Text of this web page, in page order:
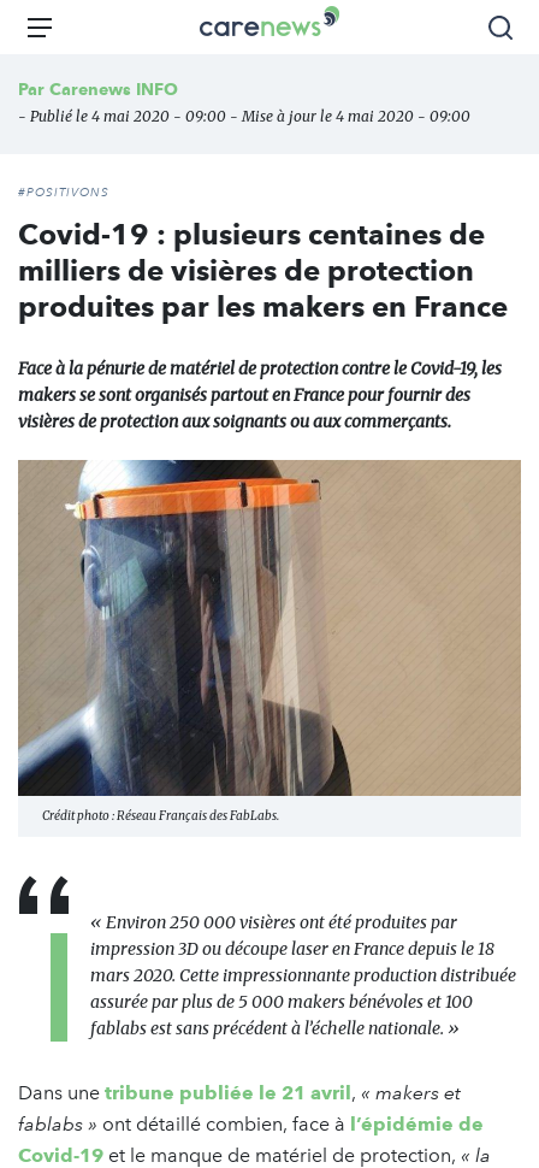
Aller
principal
Carenews,
des
Menu
Par Carenews INFO
- Publié le 4 mai 2020 - 09:00 - Mise à jour le 4 mai 2020 - 09:00
#POSITIVONS
Covid-19 : plusieurs centaines de
milliers de visières de protection
produites par les makers en France
Face à la pénurie de matériel de protection contre le Covid-19, les
makers se sont organisés partout en France pour fournir des
visières de protection aux soignants ou aux commerçants.
Crédit photo : Réseau Français des FabLabs.
« Environ 250 000 visières ont été produites par
impression 3D ou découpe laser en France depuis le 18
mars 2020. Cette impressionnante production distribuée
assurée par plus de 5 000 makers bénévoles et 100
fablabs est sans précédent à l’échelle nationale. »
Dans une tribune publiée le 21 avril, « makers et
fablabs » ont détaillé combien, face à l’épidémie de
Covid-19 et le manque de matériel de protection, « la